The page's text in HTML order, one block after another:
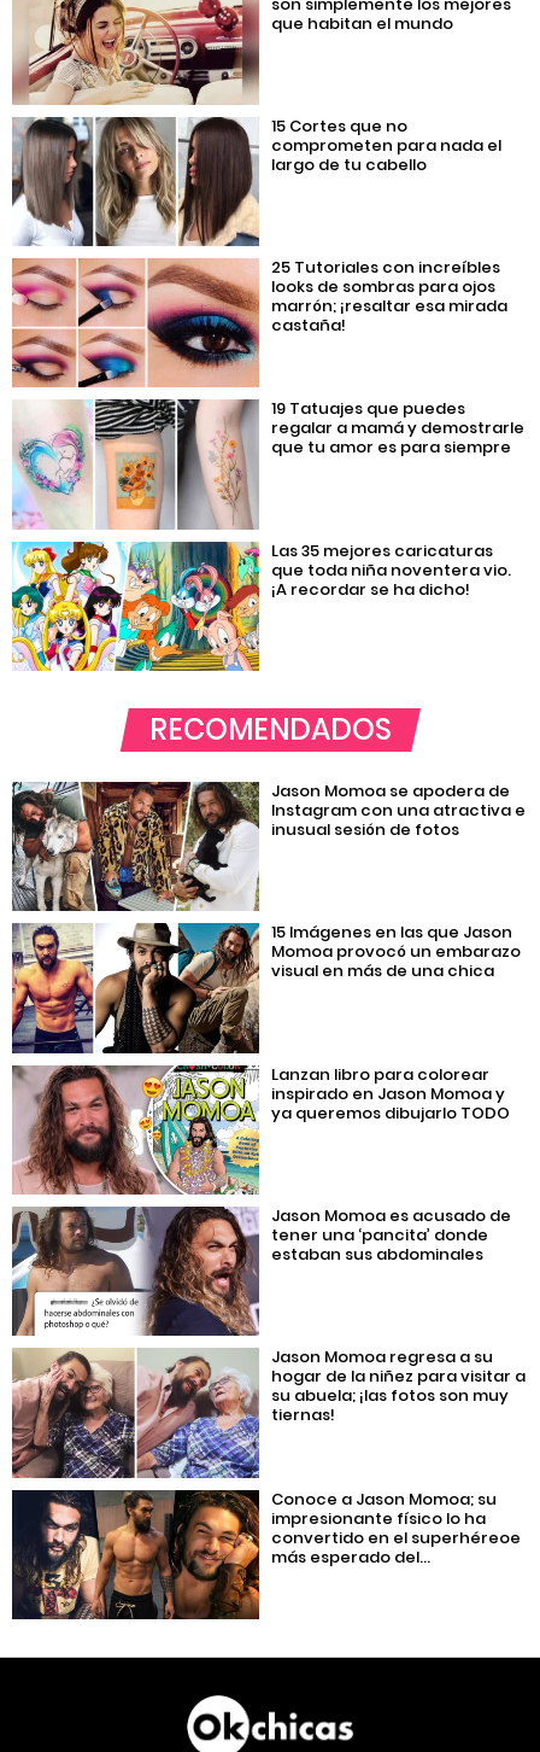
que habitan el mundo
15 Cortes que no
comprometen para nada el
largo de tu cabello
25 Tutoriales con increíbles
looks de sombras para ojos
marrón; ¡resaltar esa mirada
castaña!
19 Tatuajes que puedes
regalar a mamá y demostrarle
que tu amor es para siempre
Las 35 mejores caricaturas
que toda niña noventera vio.
¡A recordar se ha dicho!
RECOMENDADOS
Jason Momoa se apodera de
Instagram con una atractiva e
inusual sesión de fotos
15 Imágenes en las que Jason
Momoa provocó un embarazo
visual en más de una chica
Lanzan libro para colorear
inspirado en Jason Momoa y
ya queremos dibujarlo TODO
Jason Momoa es acusado de
tener una ‘pancita’ donde
estaban sus abdominales
Jason Momoa regresa a su
hogar de la niñez para visitar a
su abuela; ¡las fotos son muy
tiernas!
Conoce a Jason Momoa; su
impresionante físico lo ha
convertido en el superhéreoe
más esperado del...